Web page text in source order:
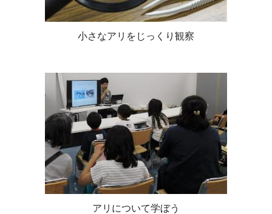
小さなアリをじっくり観察
アリについて学ぼう